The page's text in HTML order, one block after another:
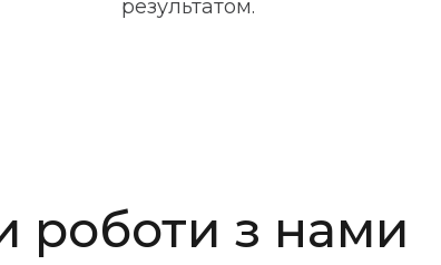
результатом.
роботи з нами